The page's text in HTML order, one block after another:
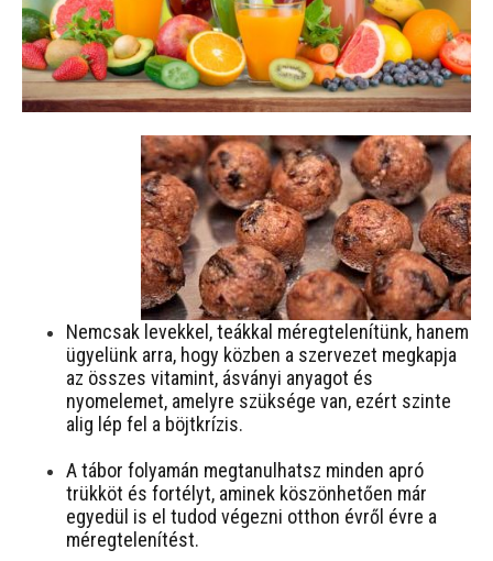
Nemcsak levekkel, teákkal méregtelenítünk, hanem
ügyelünk arra, hogy közben a szervezet megkapja
az összes vitamint, ásványi anyagot és
nyomelemet, amelyre szüksége van, ezért szinte
alig lép fel a böjtkrízis.
A tábor folyamán megtanulhatsz minden apró
trükköt és fortélyt, aminek köszönhetően már
egyedül is el tudod végezni otthon évről évre a
méregtelenítést.